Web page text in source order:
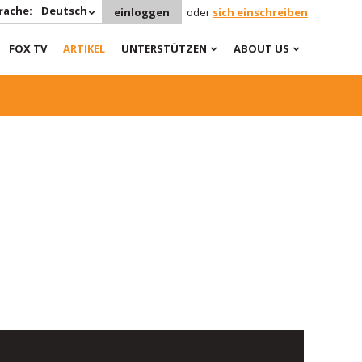
Deutsch einloggen oder sich einschreiben
FOX TV ARTIKEL UNTERSTÜTZEN ABOUT US